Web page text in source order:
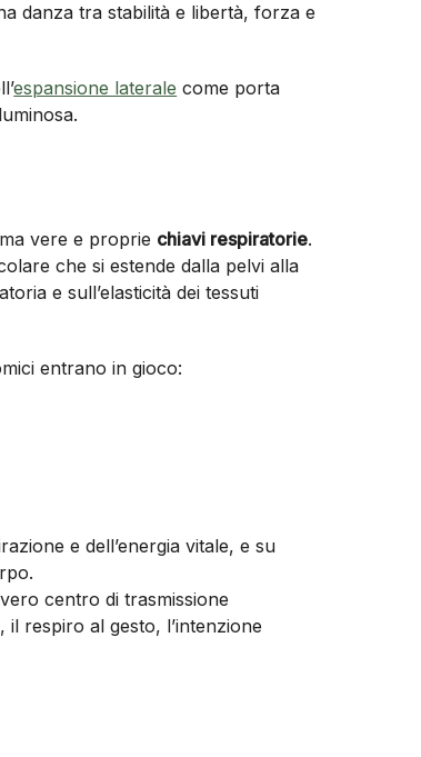
danza tra stabilità e libertà, forza e
espansione laterale come porta
vere e proprie chiavi respiratorie.
che si estende dalla pelvi alla
e sull’elasticità dei tessuti
entrano in gioco:
e dell’energia vitale, e su
centro di trasmissione
respiro al gesto, l’intenzione